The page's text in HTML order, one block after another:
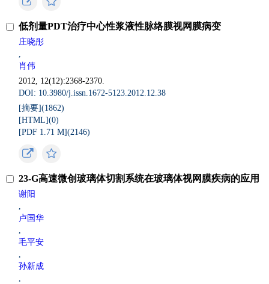
低剂量PDT治疗中心性浆液性脉络膜视网膜病变
庄晓彤
,
肖伟
2012, 12(12):2368-2370.
DOI: 10.3980/j.issn.1672-5123.2012.12.38
[摘要](1862)
[HTML](0)
[PDF 1.71 M](2146)
23-G高速微创玻璃体切割系统在玻璃体视网膜疾病的应用
谢阳
,
卢国华
,
毛平安
,
孙新成
,